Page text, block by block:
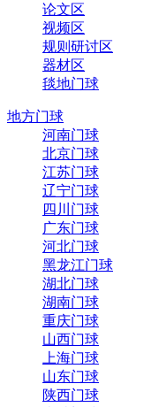
论文区
视频区
规则研讨区
器材区
毯地门球
地方门球
河南门球
北京门球
江苏门球
辽宁门球
四川门球
广东门球
河北门球
黑龙江门球
湖北门球
湖南门球
重庆门球
山西门球
上海门球
山东门球
陕西门球